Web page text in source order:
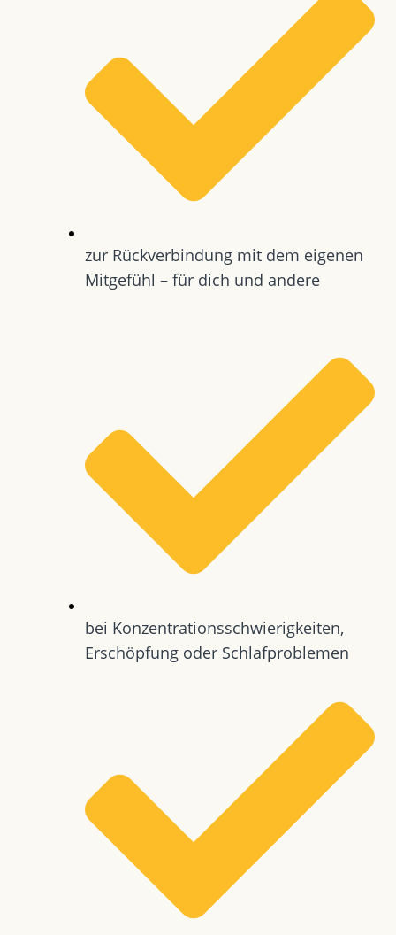
zur Rückverbindung mit dem eigenen
Mitgefühl – für dich und andere
bei Konzentrationsschwierigkeiten,
Erschöpfung oder Schlafproblemen